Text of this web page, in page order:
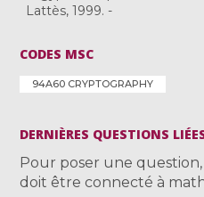
Lattès, 1999. -
CODES MSC
94A60 CRYPTOGRAPHY
DERNIÈRES QUESTIONS
Pour poser une
doit être connecté à